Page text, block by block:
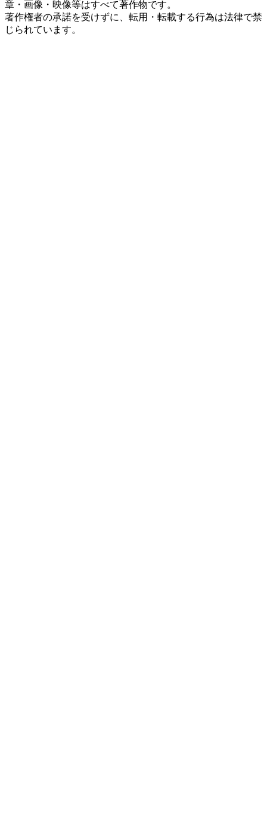
章・画像・映像等はすべて著作物です。
著作権者の承諾を受けずに、転用・転載する行為は法律で禁
じられています。